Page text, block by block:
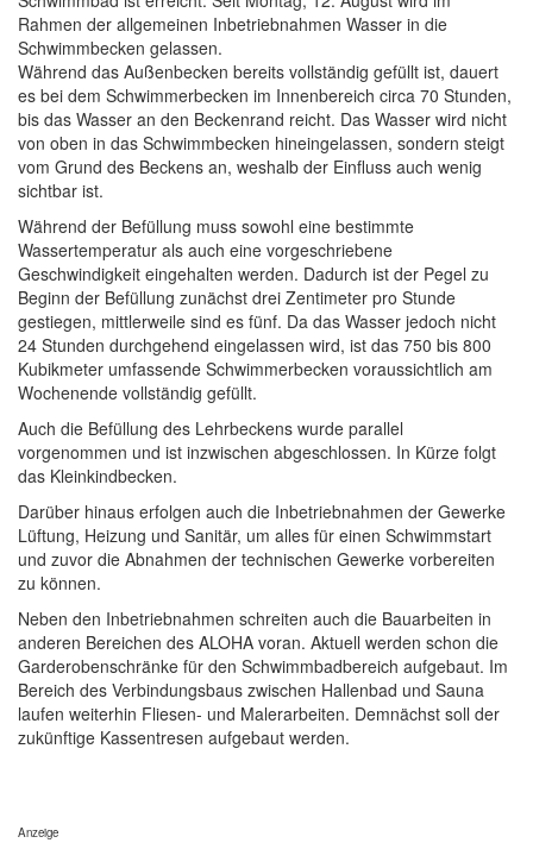
Rahmen der allgemeinen Inbetriebnahmen Wasser in die
Schwimmbecken gelassen.
Während das Außenbecken bereits vollständig gefüllt ist, dauert
es bei dem Schwimmerbecken im Innenbereich circa 70 Stunden,
bis das Wasser an den Beckenrand reicht. Das Wasser wird nicht
von oben in das Schwimmbecken hineingelassen, sondern steigt
vom Grund des Beckens an, weshalb der Einfluss auch wenig
sichtbar ist.
Während der Befüllung muss sowohl eine bestimmte
Wassertemperatur als auch eine vorgeschriebene
Geschwindigkeit eingehalten werden. Dadurch ist der Pegel zu
Beginn der Befüllung zunächst drei Zentimeter pro Stunde
gestiegen, mittlerweile sind es fünf. Da das Wasser jedoch nicht
24 Stunden durchgehend eingelassen wird, ist das 750 bis 800
Kubikmeter umfassende Schwimmerbecken voraussichtlich am
Wochenende vollständig gefüllt.
Auch die Befüllung des Lehrbeckens wurde parallel
vorgenommen und ist inzwischen abgeschlossen. In Kürze folgt
das Kleinkindbecken.
Darüber hinaus erfolgen auch die Inbetriebnahmen der Gewerke
Lüftung, Heizung und Sanitär, um alles für einen Schwimmstart
und zuvor die Abnahmen der technischen Gewerke vorbereiten
zu können.
Neben den Inbetriebnahmen schreiten auch die Bauarbeiten in
anderen Bereichen des ALOHA voran. Aktuell werden schon die
Garderobenschränke für den Schwimmbadbereich aufgebaut. Im
Bereich des Verbindungsbaus zwischen Hallenbad und Sauna
laufen weiterhin Fliesen- und Malerarbeiten. Demnächst soll der
zukünftige Kassentresen aufgebaut werden.
Anzeige